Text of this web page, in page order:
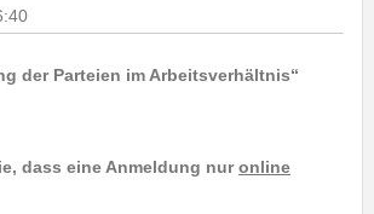
der Parteien im Arbeitsverhältnis“
dass eine Anmeldung nuronline